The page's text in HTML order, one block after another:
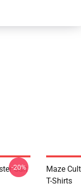
Cult
-20%
Maze
T-Shirts